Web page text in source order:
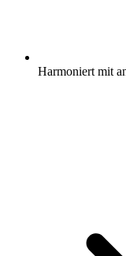
Harmoniert mit